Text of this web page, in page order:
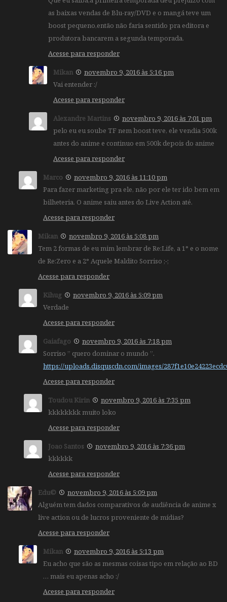
as baixas vendas de Blu-ray/DVD e o mangá teve um
boost pequeno,então não faria sentido pra editora e
produtora bancarem a segunda temporada.
Acesse para responder
Mikan
novembro 9, 2016 às 5:16 pm
Vai entender :/
Acesse para responder
Alexandre Martins
novembro 9, 2016 às 7:01 pm
pelo eu eu soube TF nem boost teve, ele vendia 500k
antes do anime e continuo em 500k depois do anime
Acesse para responder
Marco
novembro 9, 2016 às 11:10 pm
Para fazer marketing pra ele, não por ele ter ido bem em
bilheteria. O anime saiu antes do Live Action até.
Acesse para responder
Mikan
novembro 9, 2016 às 5:08 pm
Tem 2 formas de eu mim lembrar de Re:Life, a 1° e o nome
de Re:Zero e a 2° Aquele Maldito Sorriso ;-;
Acesse para responder
Kihug
novembro 9, 2016 às 5:09 pm
Verdade
Acesse para responder
Gaiafago
novembro 9, 2016 às 7:18 pm
Sorriso ” quero dominar o mundo ”.
https://uploads.disquscdn.com/images/
Acesse para responder
Toudou Kirin
novembro 9, 2016 às 7:35 pm
kkkkkkkk muito loko
Acesse para responder
Joao Santos
novembro 9, 2016 às 7:36 pm
kkkkkk
Acesse para responder
Edu©
novembro 9, 2016 às 5:09 pm
Alguém tem dados comparativos de audiência de anime x
live action ou de lucros proveniente de mídias?
Acesse para responder
Mikan
novembro 9, 2016 às 5:13 pm
Eu acho que são as mesmas coisas tipo em relação ao BD
… mais eu apenas acho :/
Acesse para responder